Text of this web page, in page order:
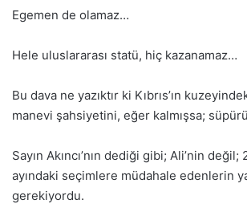
Egemen de olamaz…
Hele uluslararası statü, hiç kazanamaz…
Bu dava ne yazıktır ki Kıbrıs’ın
manevi şahsiyetini, eğer kalmışsa;
Sayın Akıncı’nın dediği gibi; Ali’nin değil;
ayındaki seçimlere müdahale edenlerin
gerekiyordu.